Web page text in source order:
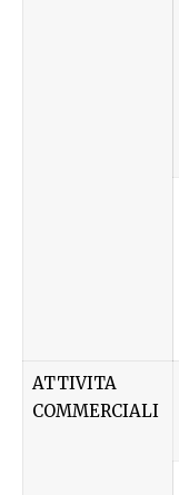
ATTIVITA
COMMERCIALI